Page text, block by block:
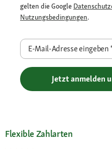
gelten die Google
Nutzungsbedingungen.
E-Mail-Adresse eingeben
Jetzt anmelden
Flexible Zahlarten